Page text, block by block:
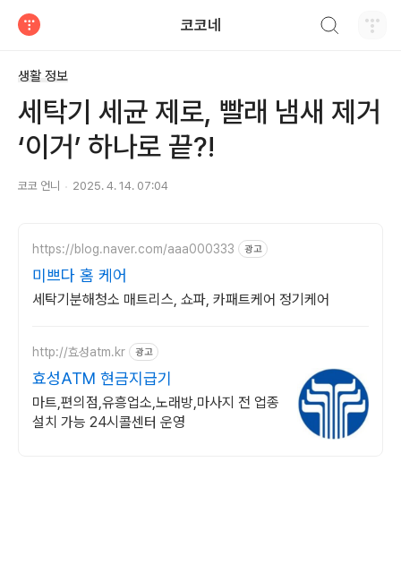
코코네
생활 정보
세탁기 세균 제로, 빨래 냄새 제거
‘이거’ 하나로 끝?!
코코 언니 2025. 4. 14. 07:04
https://blog.naver.com/aaa000333 광고
미쁘다 홈 케어
세탁기분해청소 매트리스, 쇼파, 카패트케어 정기케어
http://효성atm.kr 광고
효성ATM 현금지급기
마트,편의점,유흥업소,노래방,마사지 전 업종
설치 가능 24시콜센터 운영